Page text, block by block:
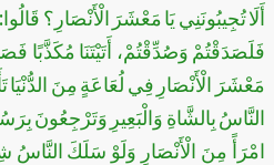
أَلَا تُجِيبُونَنِي يَا مَعْشَرَ الْأَنْصَارِ؟
فَلَصَدَقْتُمْ وَصُدِّقْتُمْ، أَتَيْتَنَا مُكَذَّبًا
مَعْشَرَ الْأَنْصَارِ فِي لُعَاعَةٍ مِنَ
النَّاسُ بِالشَّاةِ وَالْبَعِيرِ وَتَرْجِعُونَ
امْرَأً مِنَ الْأَنْصَارِ وَلَوْ سَلَكَ النَّاسُ